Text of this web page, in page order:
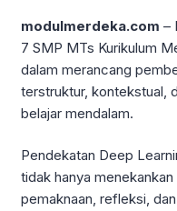
modulmerdeka.com –
7 SMP MTs Kurikulum
dalam merancang
terstruktur, kontekstual,
belajar mendalam.
Pendekatan Deep
tidak hanya
pemaknaan, refleksi,